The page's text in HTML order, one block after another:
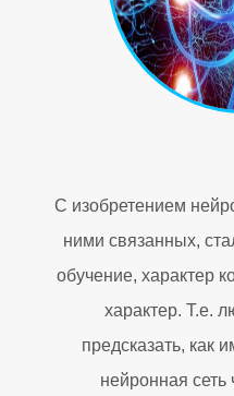
С изобретением
ними связанных,
обучение, характер
характер. Т.е.
предсказать, как
нейронная сеть